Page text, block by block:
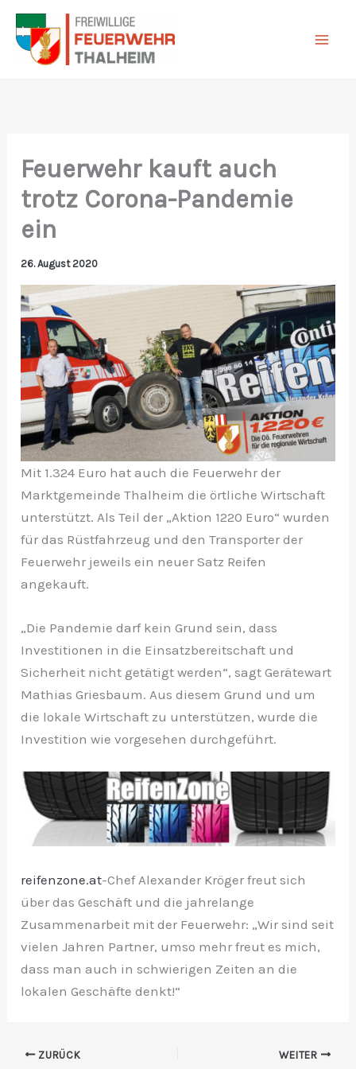
Zum
Inhalt
springen
Feuerwehr kauft auch
trotz Corona-Pandemie
ein
26. August 2020
Mit 1.324 Euro hat auch die Feuerwehr der
Marktgemeinde Thalheim die örtliche Wirtschaft
unterstützt. Als Teil der „Aktion 1220 Euro“ wurden
für das Rüstfahrzeug und den Transporter der
Feuerwehr jeweils ein neuer Satz Reifen
angekauft.
„Die Pandemie darf kein Grund sein, dass
Investitionen in die Einsatzbereitschaft und
Sicherheit nicht getätigt werden“, sagt Gerätewart
Mathias Griesbaum. Aus diesem Grund und um
die lokale Wirtschaft zu unterstützen, wurde die
Investition wie vorgesehen durchgeführt.
reifenzone.at-Chef Alexander Kröger freut sich
über das Geschäft und die jahrelange
Zusammenarbeit mit der Feuerwehr: „Wir sind seit
vielen Jahren Partner, umso mehr freut es mich,
dass man auch in schwierigen Zeiten an die
lokalen Geschäfte denkt!“
ZURÜCK WEITER